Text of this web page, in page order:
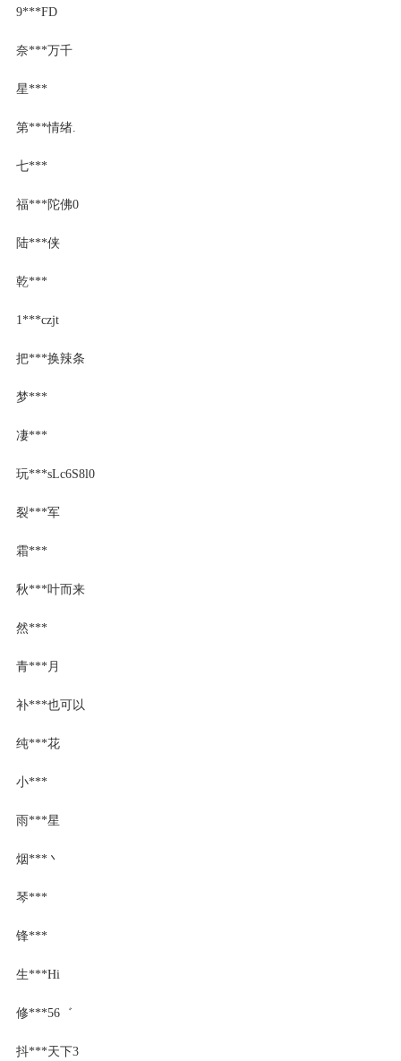
9***FD
奈***万千
星***
第***情绪.
七***
福***陀佛0
陆***侠
乾***
1***czjt
把***换辣条
梦***
凄***
玩***sLc6S8l0
裂***军
霜***
秋***叶而来
然***
青***月
补***也可以
纯***花
小***
雨***星
烟***丶
琴***
锋***
生***Hi
修***56゛
抖***天下3